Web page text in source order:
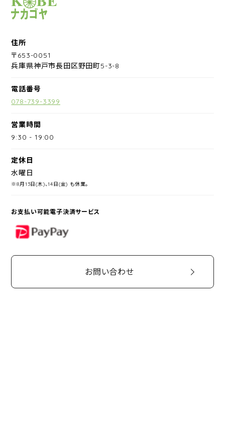
住所
〒653-0051
兵庫県神戸市長田区野田町5-3-8
電話番号
078-739-3399
営業時間
9:30 -19:00
定休日
水曜日
※8月13日(木)、14日(金) も休業。
お支払い可能電子決済サービス
PayPay
お問い合わせ